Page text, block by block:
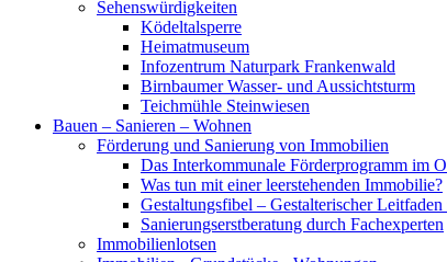
Sehenswürdigkeiten
Ködeltalsperre
Heimatmuseum
Infozentrum Naturpark Frankenwald
Birnbaumer Wasser- und Aussichtsturm
Teichmühle Steinwiesen
Bauen – Sanieren – Wohnen
Förderung und Sanierung von Immobilien
Das Interkommunale Förderprogramm im
Was tun mit einer leerstehenden Immobilie?
Gestaltungsfibel – Gestalterischer
Sanierungserstberatung durch Fachexperten
Immobilienlotsen